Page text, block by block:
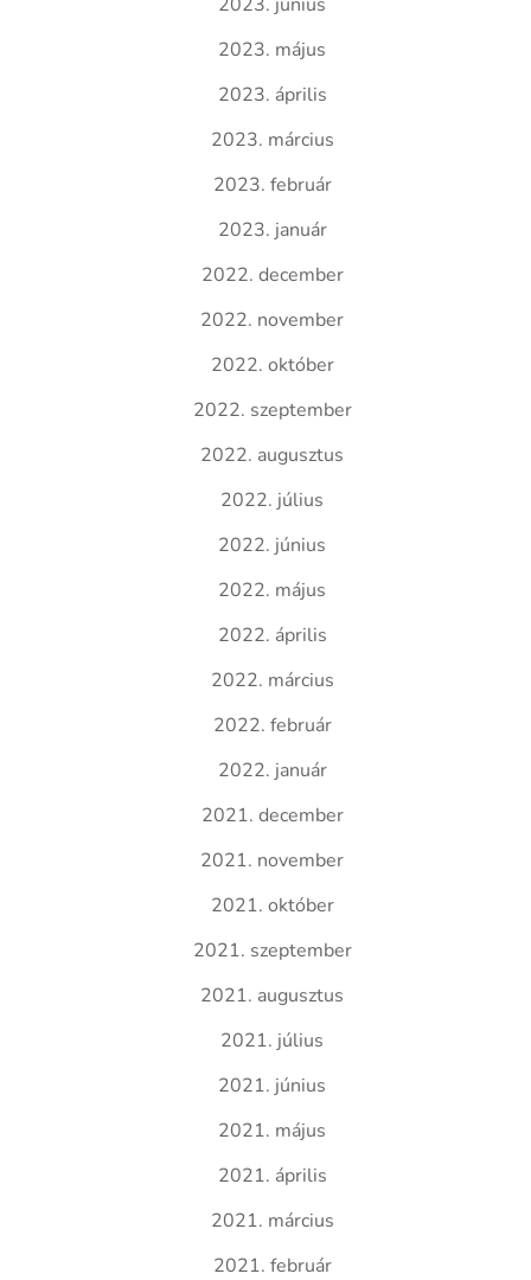
2023. május
2023. április
2023. március
2023. február
2023. január
2022. december
2022. november
2022. október
2022. szeptember
2022. augusztus
2022. július
2022. június
2022. május
2022. április
2022. március
2022. február
2022. január
2021. december
2021. november
2021. október
2021. szeptember
2021. augusztus
2021. július
2021. június
2021. május
2021. április
2021. március
2021. február